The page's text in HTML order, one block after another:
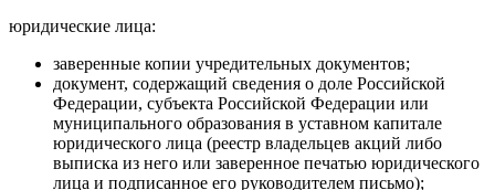
юридические лица:
заверенные копии учредительных документов;
документ, содержащий сведения о доле Российской
Федерации, субъекта Российской Федерации или
муниципального образования в уставном капитале
юридического лица (реестр владельцев акций либо
выписка из него или заверенное печатью юридического
лица и подписанное его руководителем письмо);